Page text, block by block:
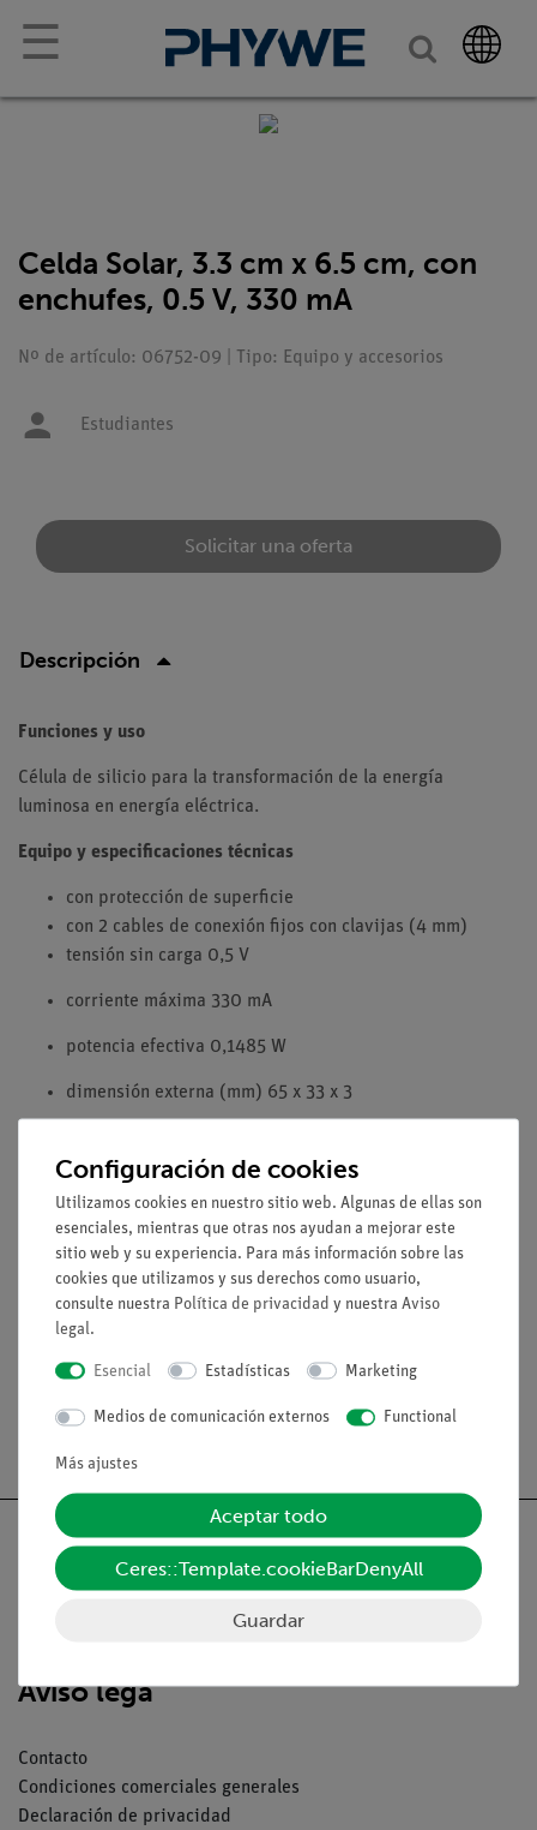
☰
Celda Solar, 3.3 cm x 6.5 cm, con
enchufes, 0.5 V, 330 mA
Nº de artículo: 06752-09 | Tipo: Equipo y accesorios
Estudiantes
Solicitar una oferta
Descripción
Funciones y uso
Célula de silicio para la transformación de la energía
luminosa en energía eléctrica.
Equipo y especificaciones técnicas
con protección de superficie
con 2 cables de conexión fijos con clavijas (4 mm)
tensión sin carga 0,5 V
corriente máxima 330 mA
potencia efectiva 0,1485 W
dimensión externa (mm) 65 x 33 x 3
Se necesita un soporte para colocar la célula solar en posición
vertical (no incluido en el suministro): Soporte para la célula
solar 3,3 x 6,5 cm, con tapones (06752-08)
Accesorios
Nach oben
Aviso lega
Contacto
Condiciones comerciales generales
Declaración de privacidad
Configuración de cookies
Utilizamos cookies en nuestro sitio web. Algunas de ellas son
esenciales, mientras que otras nos ayudan a mejorar este
sitio web y su experiencia. Para más información sobre las
cookies que utilizamos y sus derechos como usuario,
consulte nuestra Política de privacidad y nuestra Aviso
legal.
Esencial Estadísticas Marketing
Medios de comunicación externos Functional
Más ajustes
Aceptar todo
Ceres::Template.cookieBarDenyAll
Guardar